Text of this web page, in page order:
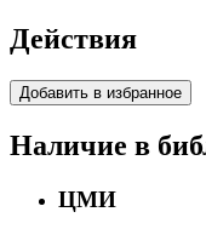
Действия
Добавить в избранное
Наличие в
ЦМИ